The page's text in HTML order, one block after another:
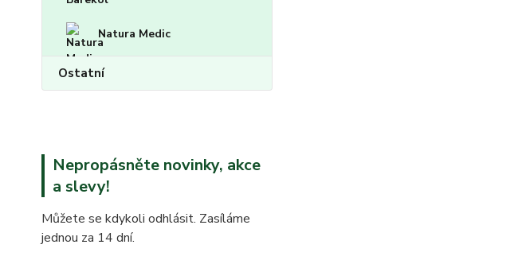
Natura Medic
Ostatní
Nepropásněte novinky, akce
a slevy!
Můžete se kdykoli odhlásit. Zasíláme
jednou za 14 dní.